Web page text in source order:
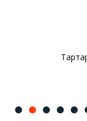
Тартар из